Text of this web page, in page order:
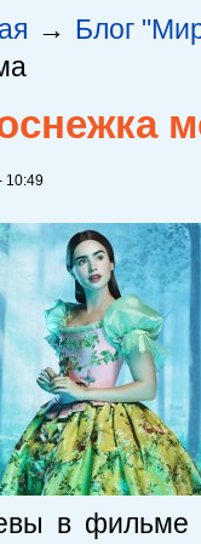
→ Блог
10:49
в фильме